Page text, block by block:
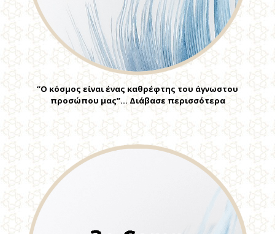
“Ο κόσμος είναι ένας καθρέφτης του άγνωστου
προσώπου μας”… Διάβασε περισσότερα